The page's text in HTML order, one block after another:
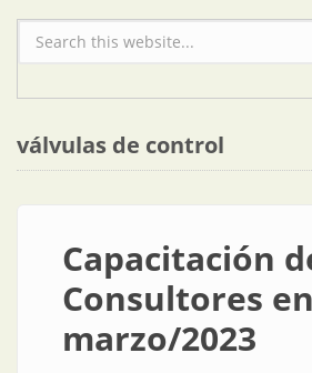
Formulario de búsqueda
válvulas de control
Capacitación
Consultores en
marzo/2023